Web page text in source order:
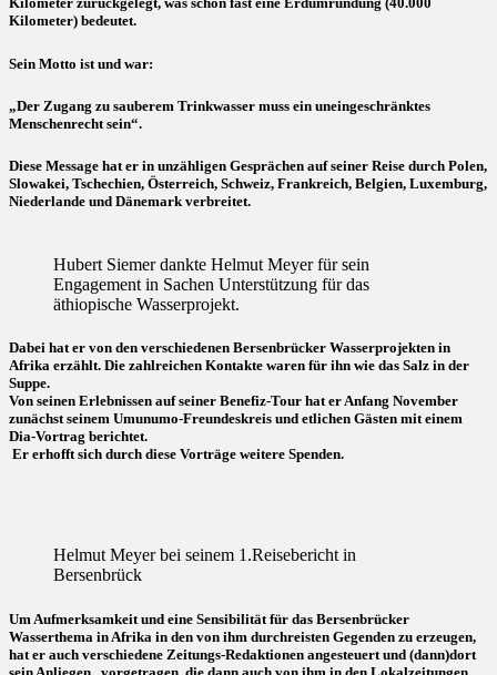
Kilometer) bedeutet.
Sein Motto ist und war:
„Der Zugang zu sauberem Trinkwasser muss ein uneingeschränktes
Menschenrecht sein“.
Diese Message hat er in unzähligen Gesprächen auf seiner Reise durch Polen,
Slowakei, Tschechien, Österreich, Schweiz, Frankreich, Belgien, Luxemburg,
Niederlande und Dänemark verbreitet.
Hubert Siemer dankte Helmut Meyer für sein
Engagement in Sachen Unterstützung für das
äthiopische Wasserprojekt.
Dabei hat er von den verschiedenen Bersenbrücker Wasserprojekten in
Afrika erzählt. Die zahlreichen Kontakte waren für ihn wie das Salz in der
Suppe.
Von seinen Erlebnissen auf seiner Benefiz-Tour hat er Anfang November
zunächst seinem Umunumo-Freundeskreis und etlichen Gästen mit einem
Dia-Vortrag berichtet.
Er erhofft sich durch diese Vorträge weitere Spenden.
Helmut Meyer bei seinem 1.Reisebericht in
Bersenbrück
Um Aufmerksamkeit und eine Sensibilität für das Bersenbrücker
Wasserthema in Afrika in den von ihm durchreisten Gegenden zu erzeugen,
hat er auch verschiedene Zeitungs-Redaktionen angesteuert und (dann)dort